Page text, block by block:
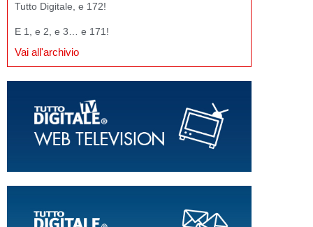
Tutto Digitale, e 172!
E 1, e 2, e 3… e 171!
Vai all'archivio